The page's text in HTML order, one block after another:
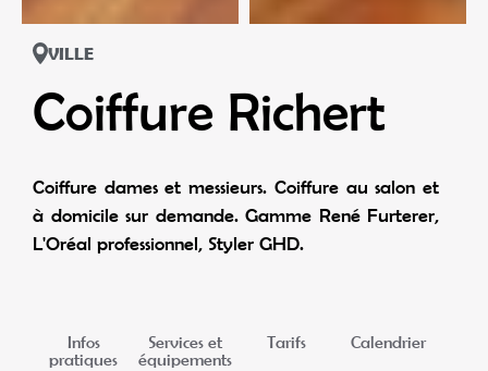
VILLE
Coiffure Richert
Coiffure dames et messieurs. Coiffure au salon et
à domicile sur demande. Gamme René Furterer,
L'Oréal professionnel, Styler GHD.
Infos
pratiques
Services et
équipements
Tarifs Calendrier